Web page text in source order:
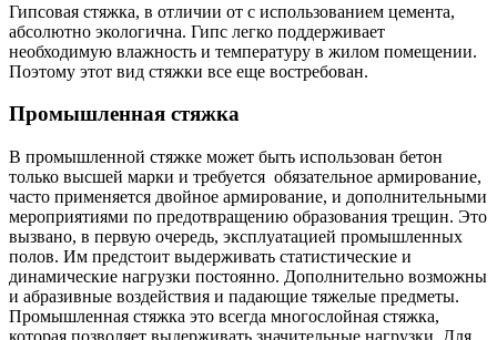
Гипсовая стяжка, в отличии от с использованием цемента,
абсолютно экологична. Гипс легко поддерживает
необходимую влажность и температуру в жилом помещении.
Поэтому этот вид стяжки все еще востребован.
Промышленная стяжка
В промышленной стяжке может быть использован бетон
только высшей марки и требуется обязательное армирование,
часто применяется двойное армирование, и дополнительными
мероприятиями по предотвращению образования трещин. Это
вызвано, в первую очередь, эксплуатацией промышленных
полов. Им предстоит выдерживать статистические и
динамические нагрузки постоянно. Дополнительно возможны
и абразивные воздействия и падающие тяжелые предметы.
Промышленная стяжка это всегда многослойная стяжка,
которая позволяет выдерживать значительные нагрузки. Для